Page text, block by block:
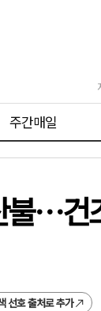
주간매일
불…건
선호 출처로 추가